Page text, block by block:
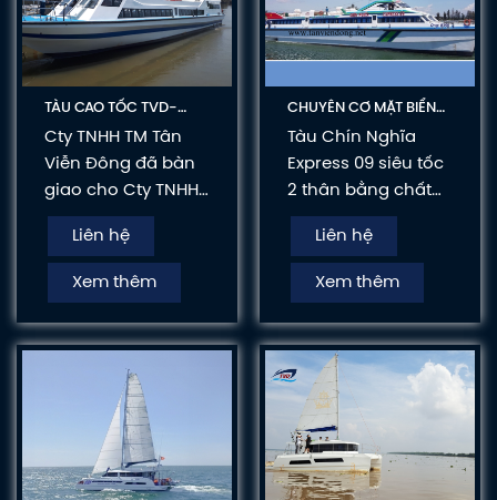
TÀU CAO TỐC TVD-
CATA3092
Cty TNHH TM Tân
Viễn Đông đã bàn
giao cho Cty TNHH
2 Thành Viên
Thương Mại Dịch
chở khách siêu tốc
chạy tuyến Vân
Đồn - Cô Tô.
Liên hệ
Xem thêm
CHUYÊN CƠ MẶT BIỂN
TVD-CATA3660
Tàu Chín Nghĩa
Express 09 siêu tốc
2 thân bằng chất
liệu Composite, có
chiều dài 37m,
có sức chở lên đến
hơn 280 hành
khách/ chuyến.
Liên hệ
Xem thêm